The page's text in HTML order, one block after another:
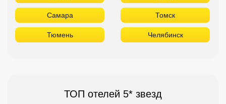
Самара Томск
Тюмень Челябинск
ТОП отелей 5* звезд